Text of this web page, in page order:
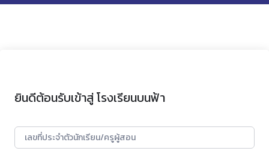
ยินดีต้อนรับเข้าสู่ โรงเรียนบนฟ้า